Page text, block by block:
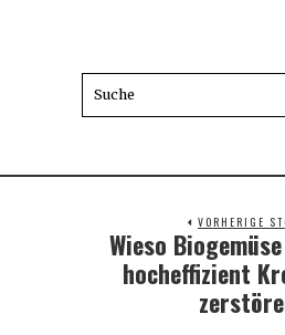
VORHERIGE
post:
Wieso
hocheffizient